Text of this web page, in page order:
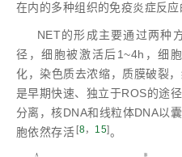
在内的多种组织的免疫炎症反应
NET的形成主要通过两种
径，细胞被激活后1~4h，细
化，染色质去浓缩，质膜破裂
是早期快速、独立于ROS的途
分离，核DNA和线粒体DNA以
胞依然存活 [8， 15]。